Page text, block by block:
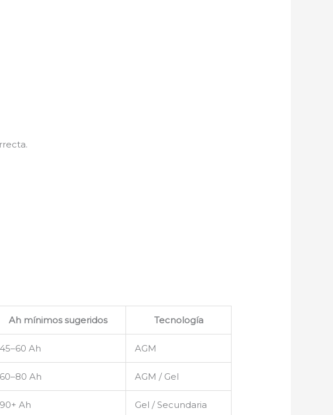
Ah mínimos sugeridos Tecnología
45–60 Ah AGM
60–80 Ah AGM / Gel
90+ Ah Gel / Secundaria